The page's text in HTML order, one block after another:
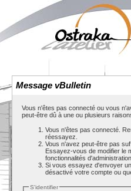
Message vBulletin
Vous n'êtes pas connecté ou vous
peut-être dû à une ou plusieurs
Vous n'êtes pas connecté.
réessayez.
Vous n'avez peut-être pas
Essayez-vous de modifier le
fonctionnalités
Si vous essayez d'envoyer
désactivé votre compte ou
S'identifier